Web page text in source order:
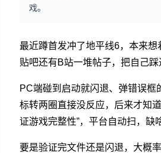
戏。
最近蹲首发冲了地平线6，本来想
贴吧还有B站一堆帖子，把自己
PC端碰到启动就闪退、弹错误
标转两圈直接没反应，后来才知
证游戏完整性”，平台自动扫，缺
要是验证完文件还是闪退，大概